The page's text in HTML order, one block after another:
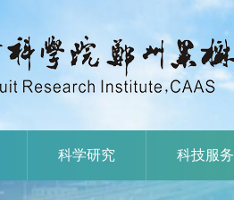
科学研究 科技服务